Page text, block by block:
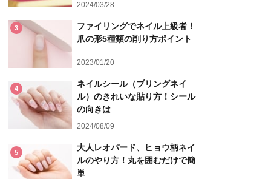
2024/03/28
3
ファイリングでネイル上級者！
爪の形5種類の削り方ポイント
2023/01/20
4
ネイルシール（ブリングネイ
ル）のきれいな貼り方！シール
の向きは
2024/08/09
5
大人レオパード、ヒョウ柄ネイ
ルのやり方！丸を囲むだけで簡
単